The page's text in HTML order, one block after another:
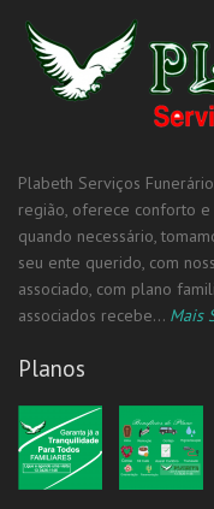
Plabeth Serviços
região, oferece conforto
quando necessário,
seu ente querido, com
associado, com plano
associados recebe... Mais
Planos